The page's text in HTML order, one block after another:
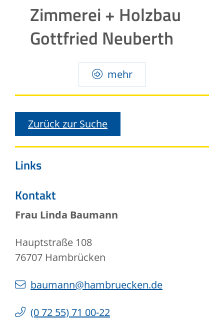
Zimmerei + Holzbau
Gottfried Neuberth
mehr
Zurück zur Suche
Links
Kontakt
Frau Linda Baumann
Hauptstraße 108
76707 Hambrücken
baumann@hambruecken.de
(072 55) 71 00-22